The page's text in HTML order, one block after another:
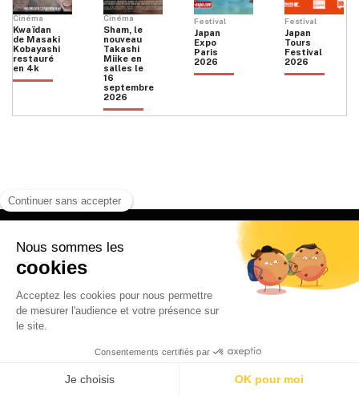
Cinéma
Kwaïdan
de Masaki
Kobayashi
restauré
en 4k
Cinéma
Sham, le
nouveau
Takashi
Miike en
salles le
16
septembre
2026
Festival
Japan
Expo
Paris
2026
Festival
Japan
Tours
Festival
2026
Instagram
HOME QUI SOMMES NOUS
© 2026 Ilyfunet communication